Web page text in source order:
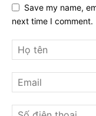
Save my name,
next time I comment.